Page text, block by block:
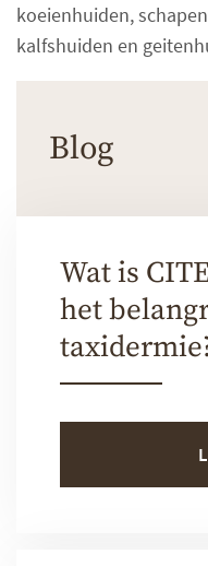
koeienhuiden,
kalfshuiden en
Blog
Wat is
het